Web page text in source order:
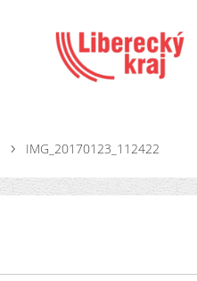
IMG_20170123_112422